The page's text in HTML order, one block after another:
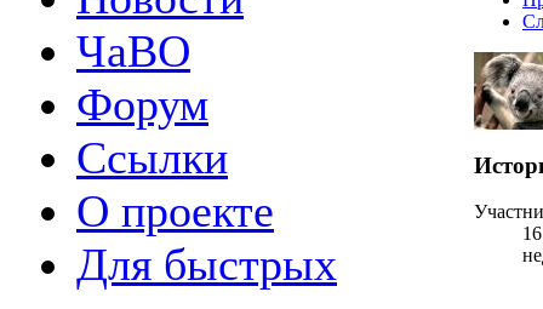
ЧаВО
Форум
Ссылки
О проекте
Для быстрых